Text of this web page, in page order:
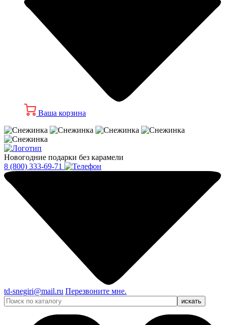
Ваша корзина
Новогодние подарки без карамели
8 (800) 333-69-71
td-snegiri@mail.ru Перезвоните мне.